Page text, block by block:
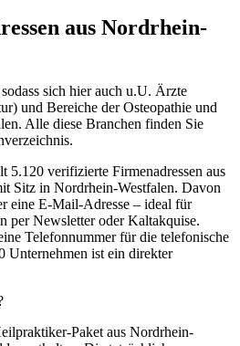
aus Nordrhein-
sich hier auch u.U. Ärzte
und Bereiche der Osteopathie und
Alle diese Branchen finden Sie
5.120 verifizierte Firmenadressen aus
Sitz in Nordrhein-Westfalen. Davon
eine E-Mail-Adresse – ideal für
per Newsletter oder Kaltakquise.
Telefonnummer für die telefonische
Unternehmen ist ein direkter
-Paket aus Nordrhein-